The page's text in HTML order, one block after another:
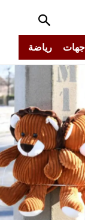
جهات رياضة